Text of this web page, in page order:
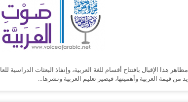
هذا الإقبال بافتتاح أقسام للغة العربية، وإنفاذ البعثات الدراسية
من قيمة العربية وأهميتها، فيصير تعليم العربية ونشرها...